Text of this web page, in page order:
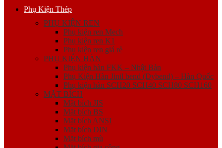
Phụ Kiện Thép
PHỤ KIỆN REN
Phụ kiện ren Mech
Phụ kiện ren K1
Phụ kiện ren giá rẻ
PHỤ KIỆN HÀN
Phụ kiện hàn FKK – Nhật Bản
Phụ Kiện Hàn Jinil bend (Dybend) – Hàn Quốc
Phụ kiện hàn SCH20 SCH40 SCH80 SCH160
MẶT BÍCH
Mặt bích JIS
Mặt bích BS
Mặt bích ANSI
Mặt bích DIN
Mặt bích mù